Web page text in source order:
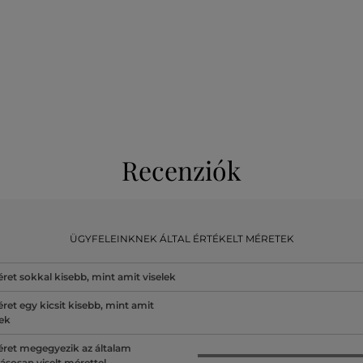
Recenziók
ÜGYFELEINKNEK ÁLTAL ÉRTÉKELT MÉRETEK
sokkal kisebb, mint amit viselek
egy kicsit kisebb, mint amit
megegyezik az általam